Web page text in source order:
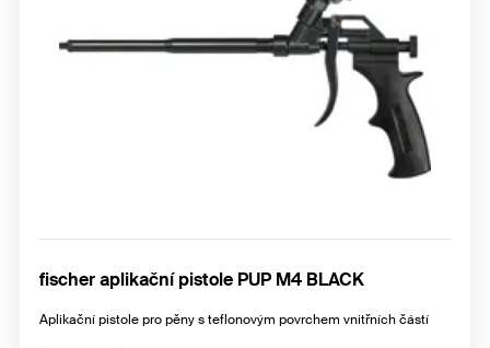
fischer aplikační pistole PUP M4 BLACK
Aplikační pistole pro pěny s teflonovým povrchem vnitřních částí